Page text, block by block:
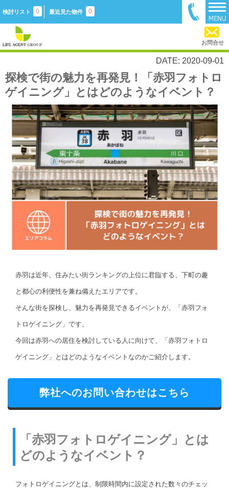
検討リスト 0 最近見た物件 0
お問合せ
DATE: 2020-09-01
探検で街の魅力を再発見！「赤羽フォトロ
ゲイニング」とはどのようなイベント？
赤羽は近年、住みたい街ランキングの上位に君臨する、下町の趣
と都心の利便性を兼ね備えたエリアです。
そんな街を探検し、魅力を再発見できるイベントが、「赤羽フォ
トロゲイニング」です。
今回は赤羽への居住を検討している人に向けて、「赤羽フォトロ
ゲイニング」とはどのようなイベントなのかご紹介します。
弊社へのお問い合わせはこちら
「赤羽フォトロゲイニング」とは
どのようなイベント？
フォトロゲイニングとは、制限時間内に設定された数々のチェッ